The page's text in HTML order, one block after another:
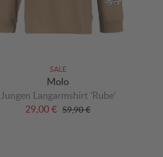
SALE
Molo
Jungen Langarmshirt 'Rube'
29,00 € 59,90 €